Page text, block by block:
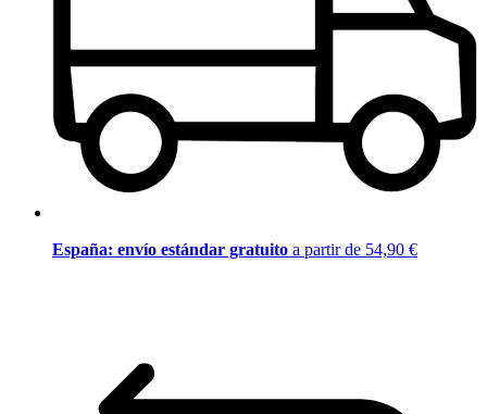
España: envío estándar gratuito a partir de 54,90 €